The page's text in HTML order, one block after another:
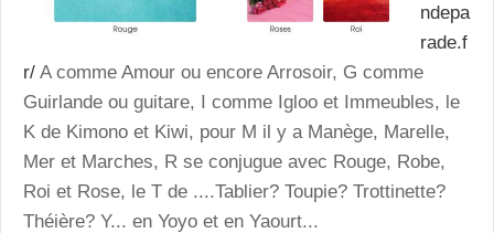
ndepa
rade.f
r/ A comme Amour ou encore Arrosoir, G comme
Guirlande ou guitare, I comme Igloo et Immeubles, le
K de Kimono et Kiwi, pour M il y a Manège, Marelle,
Mer et Marches, R se conjugue avec Rouge, Robe,
Roi et Rose, le T de ....Tablier? Toupie? Trottinette?
Théière? Y... en Yoyo et en Yaourt...